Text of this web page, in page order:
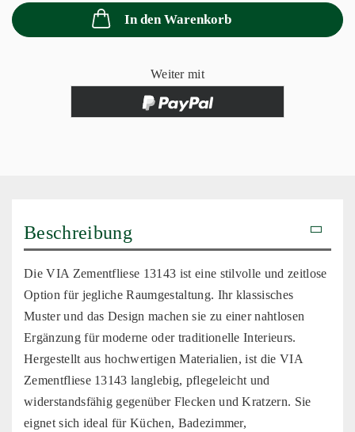
In den Warenkorb
Weiter mit
Beschreibung
Die VIA Zementfliese 13143 ist eine stilvolle und zeitlose
Option für jegliche Raumgestaltung. Ihr klassisches
Muster und das Design machen sie zu einer nahtlosen
Ergänzung für moderne oder traditionelle Interieurs.
Hergestellt aus hochwertigen Materialien, ist die VIA
Zementfliese 13143 langlebig, pflegeleicht und
widerstandsfähig gegenüber Flecken und Kratzern. Sie
eignet sich ideal für Küchen, Badezimmer,